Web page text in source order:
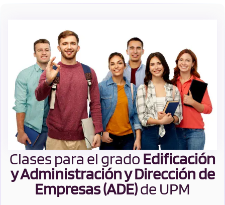
Clases para el grado Edificación
y Administración y Dirección de
Empresas (ADE)de UPM